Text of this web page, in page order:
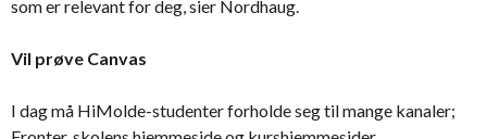
som er relevant for deg, sier Nordhaug.
Vil prøve Canvas
I dag må HiMolde-studenter forholde seg til mange kanaler;